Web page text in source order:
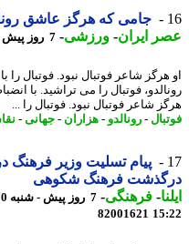
جامی که هرگز عاشق
ایران- ورزشی-7 روز پیش - شنبه 10 مرداد 1405، 16:45
شاعر فوتبال نبود. فوتبال را
فوتبال را می تراشید. با انضباط،
شاعر فوتبال نبود. فوتبال را ...
-رونالدو-هزاران - جهانی-نقاشی
پیام تسلیت وزیر فرهنگ در پی
فرهنگ شکوهی
-فرهنگی-
82001621